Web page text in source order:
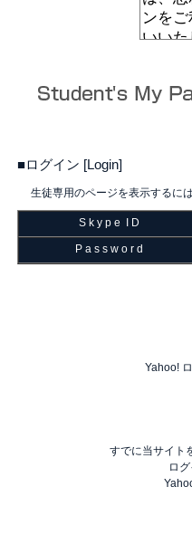
■ログイン [Login]
生徒専用のページを表示するに
S k y p e I D
P a s s w o r d
Yahoo!
すでに当サイト
ロ